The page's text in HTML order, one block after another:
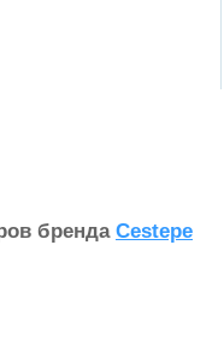
бренда Cestepe